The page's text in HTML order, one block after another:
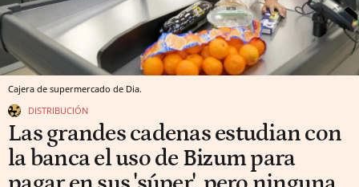
Cajera de supermercado de Dia.
DISTRIBUCIÓN
Las grandes cadenas estudian con
la banca el uso de Bizum para